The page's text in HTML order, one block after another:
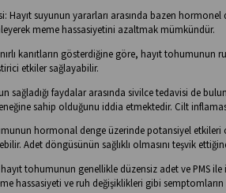
Hayıt suyunun yararları arasında bazen
meme hassasiyetini azaltmak mümkündür.
kanıtların gösterdiğine göre, hayıt
etkiler sağlayabilir.
sağladığı faydalar arasında sivilce tedavisi de
sahip olduğunu iddia etmektedir. Cilt
hormonal denge üzerinde potansiyel etkileri
Adet döngüsünün sağlıklı olmasını teşvik
tohumunun genellikle düzensiz adet ve PMS
hassasiyeti ve ruh değişiklikleri gibi